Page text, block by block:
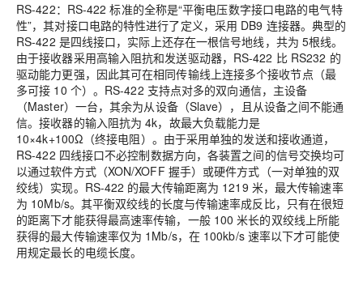
RS-422：RS-422 标准的全称是“平衡电压数字接口电路的电气特
性”，其对接口电路的特性进行了定义，采用 DB9 连接器。典型的
RS-422 是四线接口，实际上还存在一根信号地线，共为 5根线。
由于接收器采用高输入阻抗和发送驱动器，RS-422 比 RS232 的
驱动能力更强，因此其可在相同传输线上连接多个接收节点（最
多可接 10 个）。RS-422 支持点对多的双向通信，主设备
（Master）一台，其余为从设备（Slave），且从设备之间不能通
信。接收器的输入阻抗为 4k，故最大负载能力是
10×4k+100Ω（终接电阻）。由于采用单独的发送和接收通道，
RS-422 四线接口不必控制数据方向，各装置之间的信号交换均可
以通过软件方式（XON/XOFF 握手）或硬件方式（一对单独的双
绞线）实现。RS-422 的最大传输距离为 1219 米，最大传输速率
为 10Mb/s。其平衡双绞线的长度与传输速率成反比，只有在很短
的距离下才能获得最高速率传输，一般 100 米长的双绞线上所能
获得的最大传输速率仅为 1Mb/s，在 100kb/s 速率以下才可能使
用规定最长的电缆长度。